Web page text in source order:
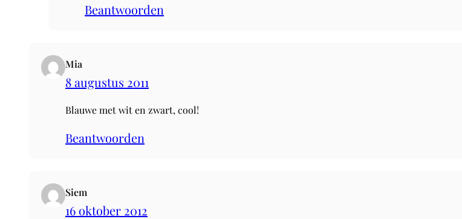
Beantwoorden
Mia
8 augustus 2011
Blauwe met wit en zwart, cool!
Beantwoorden
Siem
16 oktober 2012